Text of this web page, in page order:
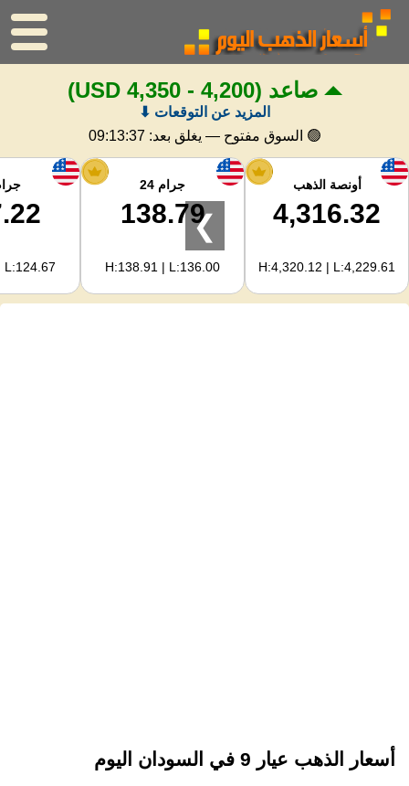
الرئيسية
سعر الذهب
اسعار الفضه
حاسبة الذهب
لمشرفي المواقع
صاعد (4,200 - 4,350 USD)
المزيد عن التوقعات ⬇
🟢 السوق مفتوح — يغلق بعد: 09:13:36
أونصة الذهب
4,316.32
H:4,320.12 | L:4,229.61
جرام 24
138.79
H:138.91 | L:136.00
L:124.67
❯
أسعار الذهب عيار 9 في السودان اليوم